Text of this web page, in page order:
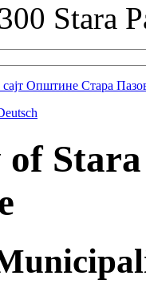
Stara
Stara